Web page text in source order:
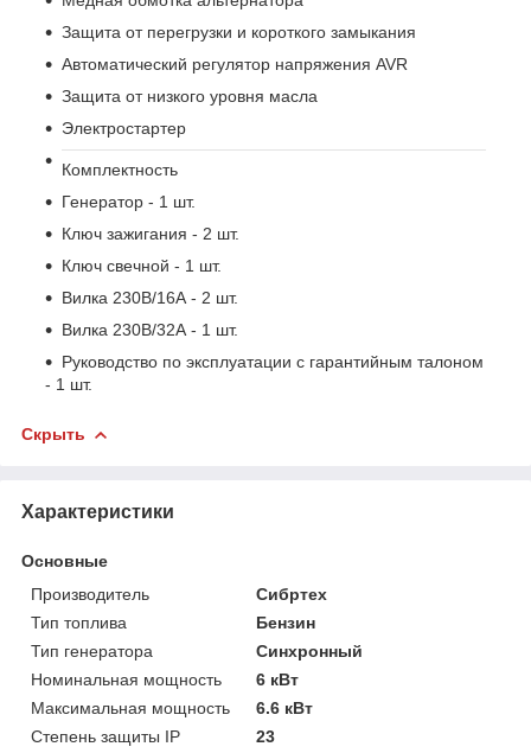
Защита от перегрузки и короткого замыкания
Автоматический регулятор напряжения AVR
Защита от низкого уровня масла
Электростартер
Комплектность
Генератор - 1 шт.
Ключ зажигания - 2 шт.
Ключ свечной - 1 шт.
Вилка 230В/16А - 2 шт.
Вилка 230В/32А - 1 шт.
Руководство по эксплуатации с гарантийным талоном
- 1 шт.
Скрыть
Характеристики
Основные
Производитель
Сибртех
Тип топлива
Бензин
Тип генератора
Синхронный
Номинальная мощность
6 кВт
Максимальная мощность
6.6 кВт
Степень защиты IP
23